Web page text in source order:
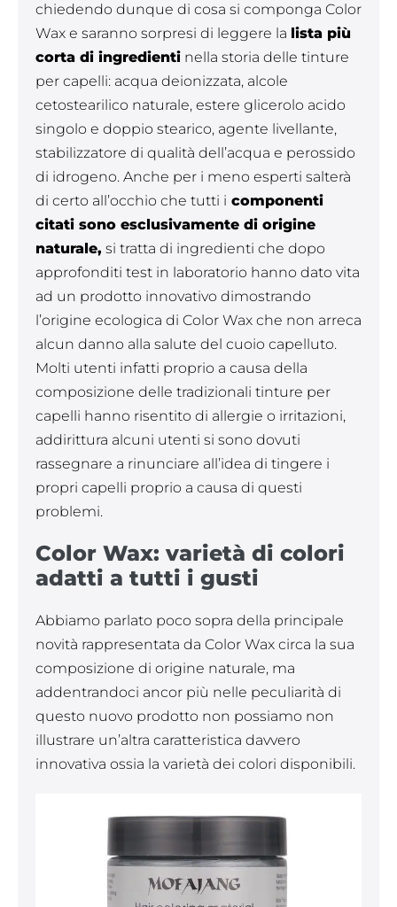
chiedendo dunque di cosa si componga Color
Wax e saranno sorpresi di leggere la lista più
corta di ingredienti nella storia delle tinture
per capelli: acqua deionizzata, alcole
cetostearilico naturale, estere glicerolo acido
singolo e doppio stearico, agente livellante,
stabilizzatore di qualità dell’acqua e perossido
di idrogeno. Anche per i meno esperti salterà
di certo all’occhio che tutti i componenti
citati sono esclusivamente di origine
naturale, si tratta di ingredienti che dopo
approfonditi test in laboratorio hanno dato vita
ad un prodotto innovativo dimostrando
l’origine ecologica di Color Wax che non arreca
alcun danno alla salute del cuoio capelluto.
Molti utenti infatti proprio a causa della
composizione delle tradizionali tinture per
capelli hanno risentito di allergie o irritazioni,
addirittura alcuni utenti si sono dovuti
rassegnare a rinunciare all’idea di tingere i
propri capelli proprio a causa di questi
problemi.
Color Wax: varietà di colori
adatti a tutti i gusti
Abbiamo parlato poco sopra della principale
novità rappresentata da Color Wax circa la sua
composizione di origine naturale, ma
addentrandoci ancor più nelle peculiarità di
questo nuovo prodotto non possiamo non
illustrare un’altra caratteristica davvero
innovativa ossia la varietà dei colori disponibili.